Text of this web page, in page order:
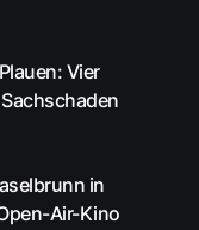
Vier
in
Air-Kino